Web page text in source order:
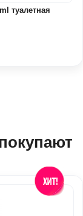
туалетная